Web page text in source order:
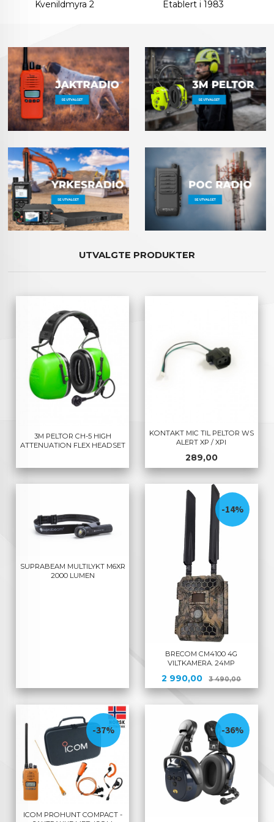
Kvenildmyra 2 Etablert i 1983
UTVALGTE PRODUKTER
3M PELTOR CH-5 HIGH
ATTENUATION FLEX HEADSET
KONTAKT MIC TIL PELTOR WS
ALERT XP / XPI
Pris
289,00
SUPRABEAM MULTILYKT M6XR
2000 LUMEN
BRECOM CM4100 4G
VILTKAMERA. 24MP
Tilbud
2 990,00 3 490,00Rabatt
-14%
ICOM PROHUNT COMPACT -
-37% -36%